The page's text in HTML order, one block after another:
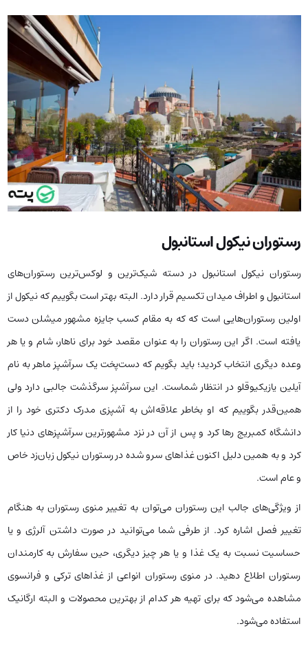
رستوران نیکول استانبول
رستوران نیکول استانبول در دسته شیک‌ترین و لوکس‌ترین رستوران‌های
استانبول و اطراف میدان تکسیم قرار دارد. البته بهتر است بگوییم که نیکول از
اولین رستوران‌هایی است که که به مقام کسب جایزه مشهور میشلن دست
یافته است. اگر این رستوران را به عنوان مقصد خود برای ناهار، شام و یا هر
وعده دیگری انتخاب کردید؛ باید بگویم که دست‌پخت یک سرآشپز ماهر به نام
آیلین یازیکیوقلو در انتظار شماست. این سرآشپز سرگذشت جالبی دارد ولی
همین‌قدر بگوییم که او بخاطر علاقه‌اش به آشپزی مدرک دکتری خود را از
دانشگاه کمبریج رها کرد و پس از آن در نزد مشهورترین سرآشپزهای دنیا کار
کرد و به همین دلیل اکنون غذاهای سرو شده در رستوران نیکول زبان‌زد خاص
و عام است‌.
از ویژگی‌های جالب این رستوران می‌توان به تغییر منوی رستوران به هنگام
تغییر فصل اشاره کرد. از طرفی شما می‌توانید در صورت داشتن آلرژی و یا
حساسیت نسبت به یک غذا و یا هر چیز دیگری، حین سفارش به کارمندان
رستوران اطلاع دهید. در منوی رستوران انواعی از غذاهای ترکی و فرانسوی
مشاهده می‌شود که برای تهیه هر کدام از بهترین محصولات و البته ارگانیک
استفاده می‌شود.